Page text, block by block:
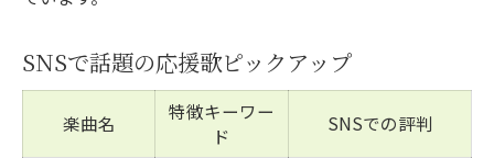
SNSで話題の応援歌ピックアップ
楽曲名
特徴キーワー
ド
SNSでの評判